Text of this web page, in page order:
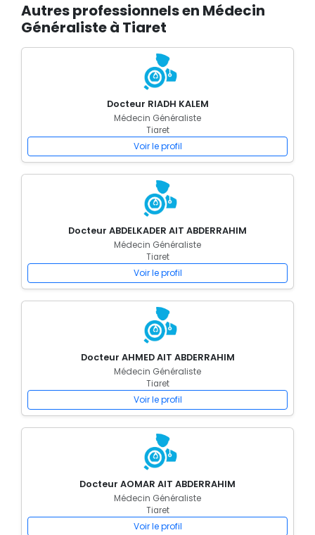
Autres professionnels en Médecin
Généraliste à Tiaret
Docteur RIADH KALEM
Médecin Généraliste
Tiaret
Voir le profil
Docteur ABDELKADER AIT ABDERRAHIM
Médecin Généraliste
Tiaret
Voir le profil
Docteur AHMED AIT ABDERRAHIM
Médecin Généraliste
Tiaret
Voir le profil
Docteur AOMAR AIT ABDERRAHIM
Médecin Généraliste
Tiaret
Voir le profil